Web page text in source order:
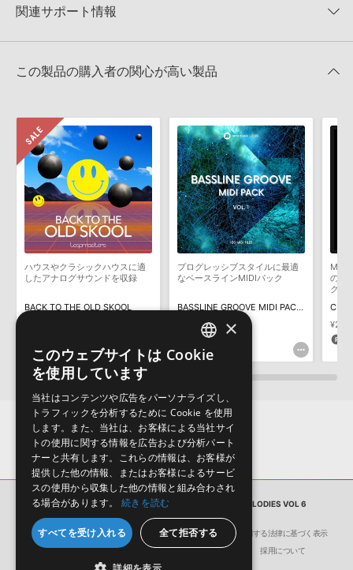
★1
0%
4GBを超えるデータに関するご注意：
FAT32でフォーマットされた
きます際には、NTFSやHFS＋でフォーマットされたHDDをご用意
いただく必要がございます。
知らせするメールの2通が送信されます。メールに記載されており
ます説明に沿って、製品のダウンロード／導入を行って下さい。
サンプルパック製品には、原則として日本語版操作マニュアルをご
用意しておりません。ご購入後のご不明点や詳細に関するお問い合
わせなどはテクニカルサポート
までご連絡ください。
デモソングは、製品収録サウンドを使ってできることを紹介するた
めのデモンストレーション用の楽曲です。原則として、デモソング
そのものをお使いいただくことはできません。また、デモソングを
構成する全てのサウンドが、サンプルパックに含まれていることを
保証するものではありません。
しかねます。
PIANO HOUSE GROOVE MELODIES VOL 6のサポート情報
関連サポート情報
2022.06.06
おります。ご覧頂くには、該当する製品をご購入頂く必要がございます。
PIANO HOUSE GROOVE MELODIES VOL 6のサポート情報
この製品の購入者の関心が高い製品
ハウスやクラシックハウスに適
したアナログサウンドを収録
BACK TO THE OLD SKOOL
プログレッシブスタイルに最適
なベースラインMIDIパック
BASSLINE GROOVE MIDI PACK VOL 1
¥1,947
97pt
MIDI
のメ
ク
サンプルパック PIANO HOUSE GROOVE MELODIES VOL 6
会社概要 環境保護（CSR）への取り組み
特定商取引に関する法律に基づく表示
サイト動作環境
利用規約 個人情報の保護について 採用について
ENGLISH
×
このウェブサイトは Cookie
を使用しています
当社はコンテンツや広告をパーソナライズし、
トラフィックを分析するために Cookie を使用
します。また、当社は、お客様による当社サイ
トの使用に関する情報を広告および分析パート
ナーと共有します。これらの情報は、お客様が
提供した他の情報、またはお客様によるサービ
スの使用から収集した他の情報と組み合わされ
る場合があります。
続きを読む
すべてを受け入れる 全て拒否する